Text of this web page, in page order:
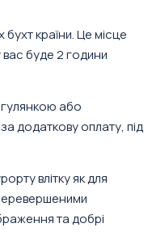
бухт країни. Це місце
вас буде 2 години
або
додаткову оплату, під
влітку як для
та добрі